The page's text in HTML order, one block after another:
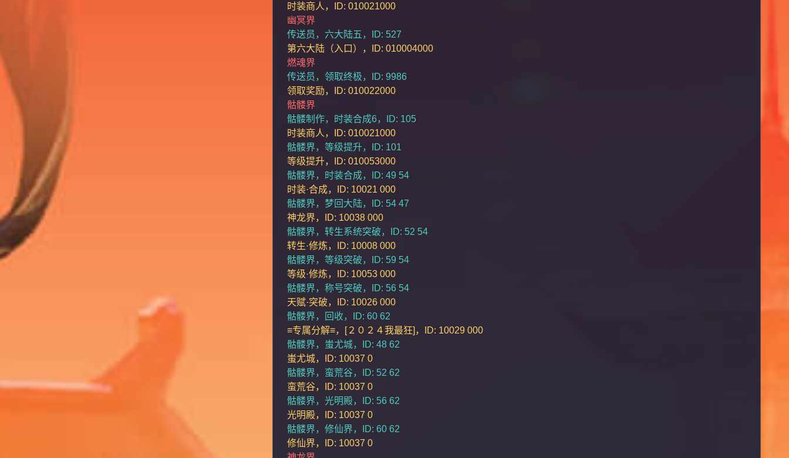
时装商人，ID: 010021000
幽冥界
传送员，六大陆五，ID: 527
第六大陆（入口），ID: 010004000
燃魂界
传送员，领取终极，ID: 9986
领取奖励，ID: 010022000
骷髅界
骷髅制作，时装合成6，ID: 105
时装商人，ID: 010021000
骷髅界，等级提升，ID: 101
等级提升，ID: 010053000
骷髅界，时装合成，ID: 49 54
时装·合成，ID: 10021 000
骷髅界，梦回大陆，ID: 54 47
神龙界，ID: 10038 000
骷髅界，转生系统突破，ID: 52 54
转生·修炼，ID: 10008 000
骷髅界，等级突破，ID: 59 54
等级·修炼，ID: 10053 000
骷髅界，称号突破，ID: 56 54
天赋·突破，ID: 10026 000
骷髅界，回收，ID: 60 62
≡专属分解≡，[２０２４我最狂]，ID: 10029 000
骷髅界，蚩尤城，ID: 48 62
蚩尤城，ID: 10037 0
骷髅界，蛮荒谷，ID: 52 62
蛮荒谷，ID: 10037 0
骷髅界，光明殿，ID: 56 62
光明殿，ID: 10037 0
骷髅界，修仙界，ID: 60 62
修仙界，ID: 10037 0